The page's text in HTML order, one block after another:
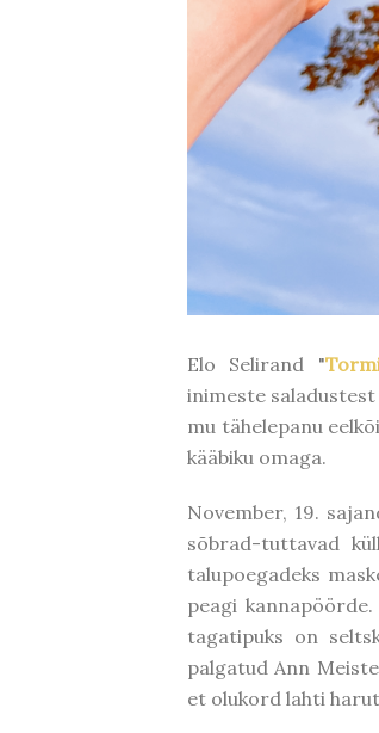
Elo Selirand "
inimeste
mu tähelepanu
kääbiku omaga.
November, 19.
sõbrad-tuttavad
talupoegadeks
peagi
tagatipuks on
palgatud Ann
et olukord lahti